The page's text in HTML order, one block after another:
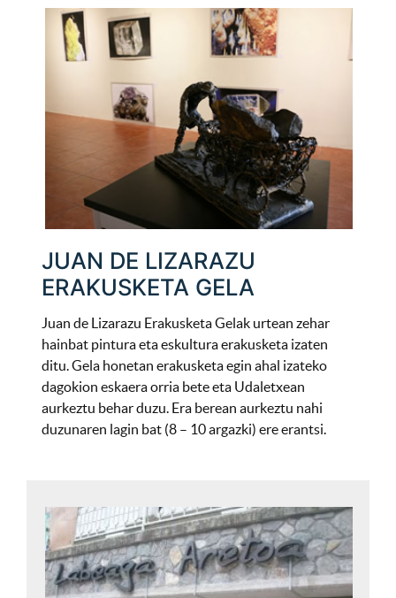
JUAN DE LIZARAZU
ERAKUSKETA GELA
Juan de Lizarazu Erakusketa Gelak urtean zehar
hainbat pintura eta eskultura erakusketa izaten
ditu. Gela honetan erakusketa egin ahal izateko
dagokion eskaera orria bete eta Udaletxean
aurkeztu behar duzu. Era berean aurkeztu nahi
duzunaren lagin bat (8 – 10 argazki) ere erantsi.